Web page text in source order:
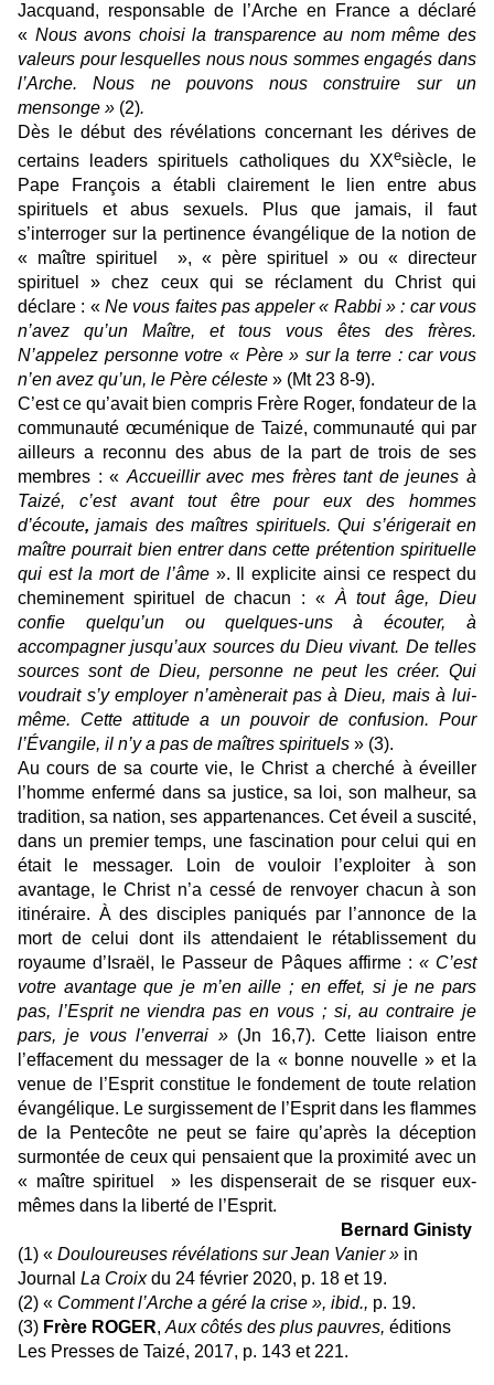
Jacquand, responsable de l’Arche en France a déclaré
« Nous avons choisi la transparence au nom même des
valeurs pour lesquelles nous nous sommes engagés dans
l’Arche. Nous ne pouvons nous construire sur un
mensonge » (2).
Dès le début des révélations concernant les dérives de
certains leaders spirituels catholiques du XXesiècle, le
Pape François a établi clairement le lien entre abus
spirituels et abus sexuels. Plus que jamais, il faut
s’interroger sur la pertinence évangélique de la notion de
« maître spirituel », « père spirituel » ou « directeur
spirituel » chez ceux qui se réclament du Christ qui
déclare : « Ne vous faites pas appeler « Rabbi » : car vous
n’avez qu’un Maître, et tous vous êtes des frères.
N’appelez personne votre « Père » sur la terre : car vous
n’en avez qu’un, le Père céleste » (Mt 23 8-9).
C’est ce qu’avait bien compris Frère Roger, fondateur de la
communauté œcuménique de Taizé, communauté qui par
ailleurs a reconnu des abus de la part de trois de ses
membres : « Accueillir avec mes frères tant de jeunes à
Taizé, c’est avant tout être pour eux des hommes
d’écoute, jamais des maîtres spirituels. Qui s’érigerait en
maître pourrait bien entrer dans cette prétention spirituelle
qui est la mort de l’âme». Il explicite ainsi ce respect du
cheminement spirituel de chacun : « À tout âge, Dieu
confie quelqu’un ou quelques-uns à écouter, à
accompagner jusqu’aux sources du Dieu vivant. De telles
sources sont de Dieu, personne ne peut les créer. Qui
voudrait s’y employer n’amènerait pas à Dieu, mais à lui-
même. Cette attitude a un pouvoir de confusion. Pour
l’Évangile, il n’y a pas de maîtres spirituels » (3).
Au cours de sa courte vie, le Christ a cherché à éveiller
l’homme enfermé dans sa justice, sa loi, son malheur, sa
tradition, sa nation, ses appartenances. Cet éveil a suscité,
dans un premier temps, une fascination pour celui qui en
était le messager. Loin de vouloir l’exploiter à son
avantage, le Christ n’a cessé de renvoyer chacun à son
itinéraire. À des disciples paniqués par l’annonce de la
mort de celui dont ils attendaient le rétablissement du
royaume d’Israël, le Passeur de Pâques affirme : « C’est
votre avantage que je m’en aille ; en effet, si je ne pars
pas, l’Esprit ne viendra pas en vous ; si, au contraire je
pars, je vous l’enverrai » (Jn 16,7). Cette liaison entre
l’effacement du messager de la « bonne nouvelle » et la
venue de l’Esprit constitue le fondement de toute relation
évangélique. Le surgissement de l’Esprit dans les flammes
de la Pentecôte ne peut se faire qu’après la déception
surmontée de ceux qui pensaient que la proximité avec un
« maître spirituel » les dispenserait de se risquer eux-
mêmes dans la liberté de l’Esprit.
Bernard Ginisty
(1) « Douloureuses révélations sur Jean Vanier» in
Journal La Croix du 24 février 2020, p. 18 et 19.
(2) « Comment l’Arche a géré la crise », ibid., p. 19.
(3) Frère ROGER, Aux côtés des plus pauvres, éditions
Les Presses de Taizé, 2017, p. 143 et 221.